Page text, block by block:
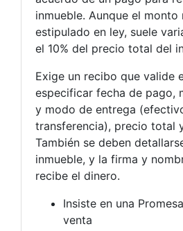
inmueble. Aunque el monto
estipulado en ley, suele
el 10% del precio total del
Exige un recibo que valide
especificar fecha de pago,
y modo de entrega
transferencia), precio total
También se deben
inmueble, y la firma y
recibe el dinero.
Insiste en una
venta